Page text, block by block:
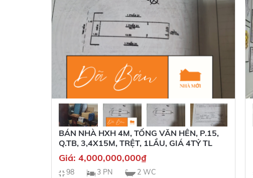
BÁN NHÀ HXH 4M, TỐNG VĂN HÊN, P.15,
Q.TB, 3,4X15M, TRỆT, 1LẦU, GIÁ 4TỶ TL
Giá:4,000,000,000₫
98 3 PN
2 WC